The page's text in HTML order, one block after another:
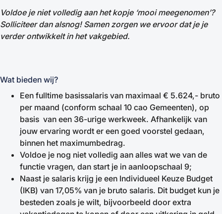
Voldoe je niet volledig aan het kopje ‘mooi meegenomen’?
Solliciteer dan alsnog! Samen zorgen we ervoor dat je je
verder ontwikkelt in het vakgebied.
Wat bieden wij?
Een fulltime basissalaris van maximaal € 5.624,- bruto
per maand (conform schaal 10 cao Gemeenten), op
basis van een 36-urige werkweek. Afhankelijk van
jouw ervaring wordt er een goed voorstel gedaan,
binnen het maximumbedrag.
Voldoe je nog niet volledig aan alles wat we van de
functie vragen, dan start je in aanloopschaal 9;
Naast je salaris krijg je een Individueel Keuze Budget
(IKB) van 17,05% van je bruto salaris. Dit budget kun je
besteden zoals je wilt, bijvoorbeeld door extra